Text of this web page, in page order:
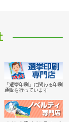
「選挙印刷」に関わる印刷
通販を行っています